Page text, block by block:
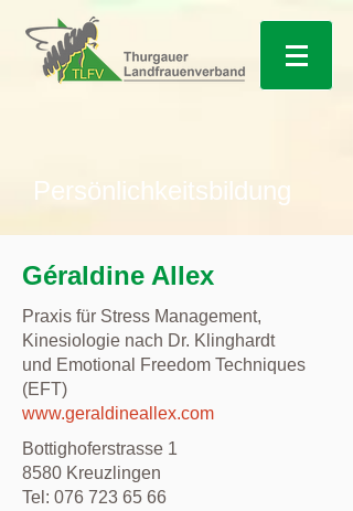
Persönlichkeitsbildung
Géraldine Allex
Praxis für Stress Management,
Kinesiologie nach Dr. Klinghardt
und Emotional Freedom Techniques
(EFT)
www.geraldineallex.com
Bottighoferstrasse 1
8580 Kreuzlingen
Tel: 076 723 65 66